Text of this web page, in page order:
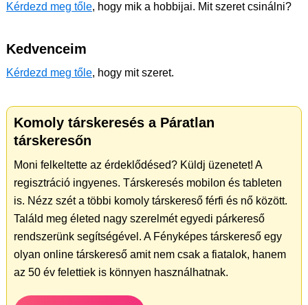
Kérdezd meg tőle, hogy mik a hobbijai. Mit szeret csinálni?
Kedvenceim
Kérdezd meg tőle, hogy mit szeret.
Komoly társkeresés a Páratlan
társkeresőn
Moni felkeltette az érdeklődésed? Küldj üzenetet! A
regisztráció ingyenes. Társkeresés mobilon és tableten
is. Nézz szét a többi komoly társkereső férfi és nő között.
Találd meg életed nagy szerelmét egyedi párkereső
rendszerünk segítségével. A Fényképes társkereső egy
olyan online társkereső amit nem csak a fiatalok, hanem
az 50 év felettiek is könnyen használhatnak.